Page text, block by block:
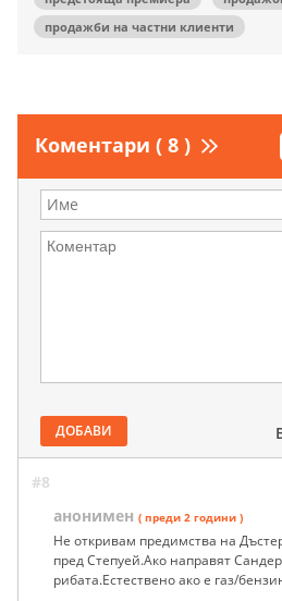
продажби на частни клиенти
Коментари ( 8 )
ДОБАВИ
#8
анонимен ( преди 2 години )
Не откривам предимства на
пред Степуей.Ако направят
рибата.Естествено ако е газ/